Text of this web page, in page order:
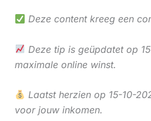
Deze content kreeg een
Deze tip is geüpdatet op
maximale online winst.
Laatst herzien op 15-10-
voor jouw inkomen.